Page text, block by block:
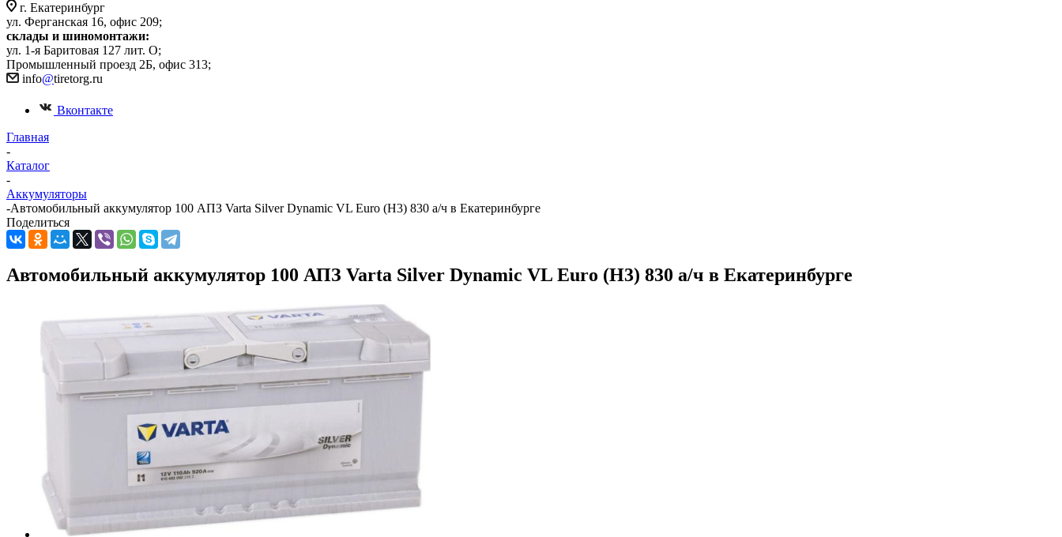
г. Екатеринбург
ул. Ферганская 16, офис 209;
склады и шиномонтажи:
ул. 1-я Баритовая 127 лит. О;
Промышленный проезд 2Б, офис 313;
info@tiretorg.ru
Вконтакте
Главная
-
Каталог
-
Аккумуляторы
-Автомобильный аккумулятор 100 АПЗ Varta Silver Dynamic VL Euro (H3) 830 а/ч в Екатеринбурге
Поделиться
Автомобильный аккумулятор 100 АПЗ Varta Silver Dynamic VL Euro (H3) 830 а/ч в Екатеринбурге